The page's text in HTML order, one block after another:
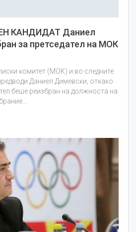
КАНДИДАТ Даниел
за претседател на МОК
комитет (МОК) и во следните
Даниел Димевски, откако
беше реизбран на должноста на